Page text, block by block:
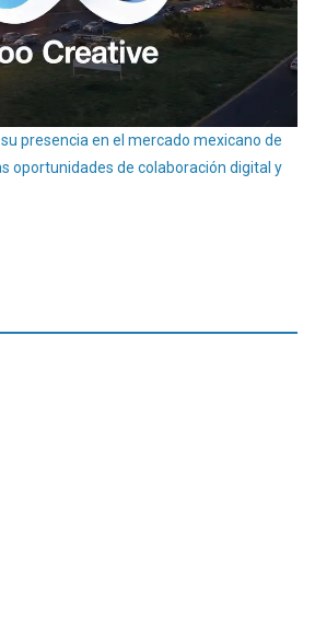
presencia en el mercado mexicano de
oportunidades de colaboración digital y